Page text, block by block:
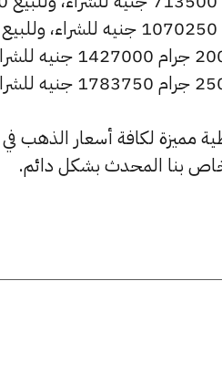
بنا المحدث بشكل دائم.